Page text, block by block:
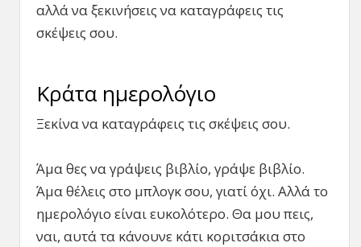
αλλά να ξεκινήσεις να καταγράφεις τις
σκέψεις σου.
Κράτα ημερολόγιο
Ξεκίνα να καταγράφεις τις σκέψεις σου.
Άμα θες να γράψεις βιβλίο, γράψε βιβλίο.
Άμα θέλεις στο μπλογκ σου, γιατί όχι. Αλλά το
ημερολόγιο είναι ευκολότερο. Θα μου πεις,
ναι, αυτά τα κάνουνε κάτι κοριτσάκια στο